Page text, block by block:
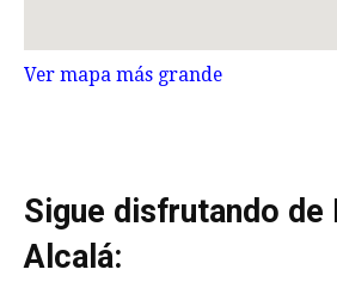
Ver mapa más grande
Sigue disfrutando de
Alcalá: